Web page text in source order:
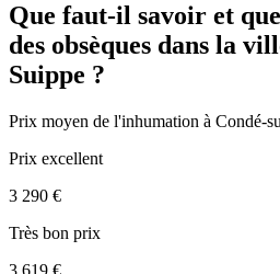
Que faut-il savoir et
des obsèques dans la
Suippe ?
Prix moyen de l'inhumation à Condé-
Prix excellent
3 290 €
Très bon prix
3 619 €